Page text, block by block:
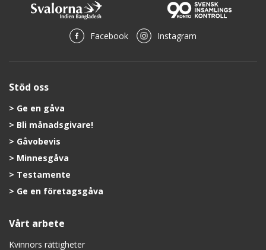
Facebook Instagram
Stöd oss
Ge en gåva
Bli månadsgivare!
Gåvobevis
Minnesgåva
Testamente
Ge en företagsgåva
Vårt arbete
Kvinnors rättigheter